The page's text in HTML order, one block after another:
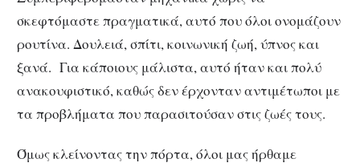
σκεφτόμαστε πραγματικά, αυτό που όλοι ονομάζουν
ρουτίνα. Δουλειά, σπίτι, κοινωνική ζωή, ύπνος και
ξανά. Για κάποιους μάλιστα, αυτό ήταν και πολύ
ανακουφιστικό, καθώς δεν έρχονταν αντιμέτωποι με
τα προβλήματα που παρασιτούσαν στις ζωές τους.
Όμως κλείνοντας την πόρτα, όλοι μας ήρθαμε